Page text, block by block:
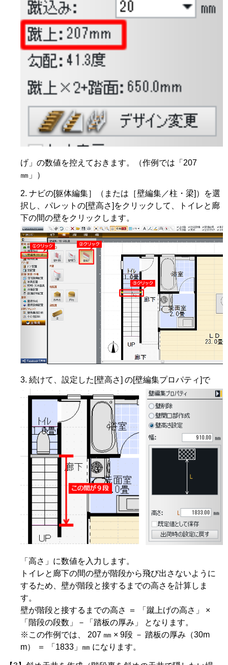
げ」の数値を控えておきます。（作例では「207
㎜」）
ナビの[躯体編集］（または［壁編集／柱・梁]）を選
択し、パレットの[壁高さ]をクリックして、トイレと廊
下の間の壁をクリックします。
続けて、設定した[壁高さ] の[壁編集プロパティ]で
「高さ」に数値を入力します。
トイレと廊下の間の壁が階段から飛び出さないように
するため、壁が階段と接するまでの高さを計算しま
す。
壁が階段と接するまでの高さ ＝ 「蹴上げの高さ」 ×
「階段の段数」－「踏板の厚み」 となります。
※この作例では、 207 ㎜ × 9段 － 踏板の厚み（30m
m） ＝ 「1833」㎜ になります。